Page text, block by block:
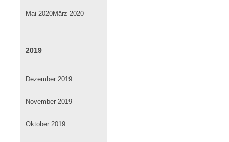
Mai 2020März 2020
2019
Dezember 2019
November 2019
Oktober 2019